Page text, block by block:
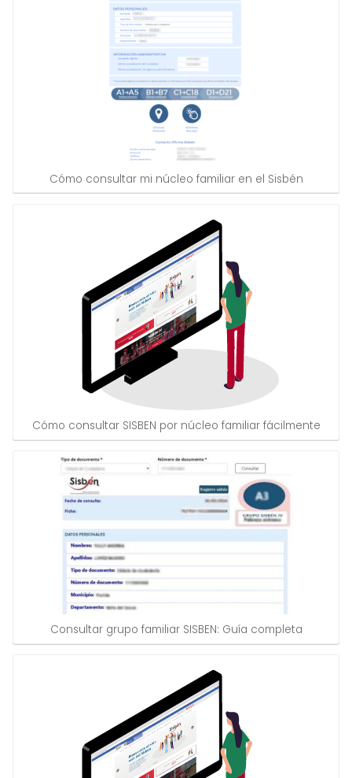
Cómo consultar mi núcleo familiar en el Sisbén
Cómo consultar SISBEN por núcleo familiar fácilmente
Consultar grupo familiar SISBEN: Guía completa